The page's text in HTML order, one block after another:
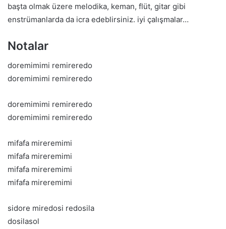
başta olmak üzere melodika, keman, flüt, gitar gibi
enstrümanlarda da icra edeblirsiniz. iyi çalışmalar…
Notalar
doremimimi remireredo
doremimimi remireredo
doremimimi remireredo
doremimimi remireredo
mifafa mireremimi
mifafa mireremimi
mifafa mireremimi
mifafa mireremimi
sidore miredosi redosila
dosilasol